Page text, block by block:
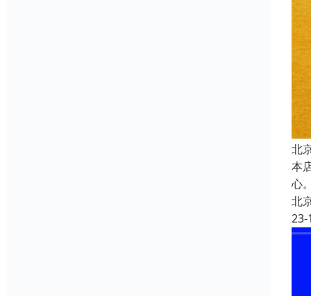
北
本
心
北
23-